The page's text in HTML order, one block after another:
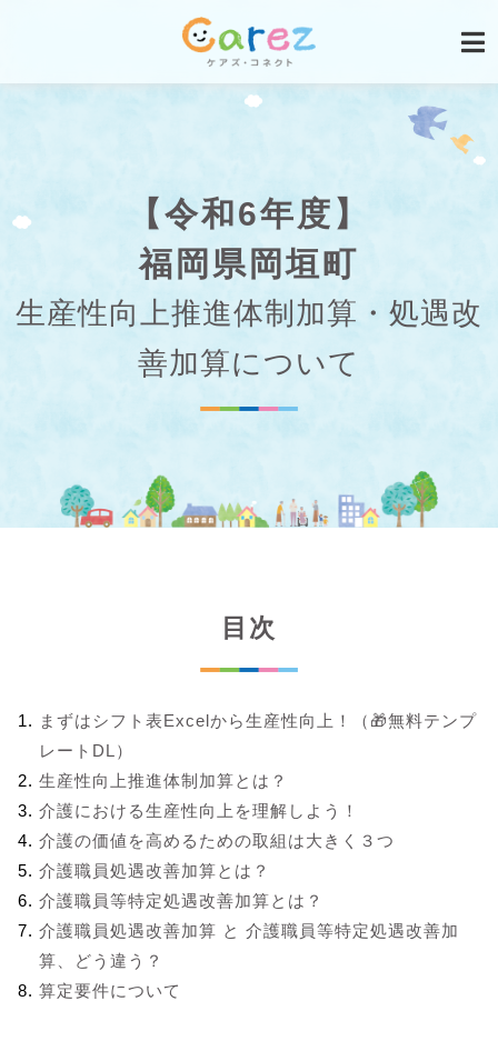
【令和6年度】
福岡県岡垣町
生産性向上推進体制加算・処遇改
善加算について
目次
まずはシフト表Excelから生産性向上！（🎁無料テンプ
レートDL）
生産性向上推進体制加算とは？
介護における生産性向上を理解しよう！
介護の価値を高めるための取組は大きく３つ
介護職員処遇改善加算とは？
介護職員等特定処遇改善加算とは？
介護職員処遇改善加算 と 介護職員等特定処遇改善加
算、どう違う？
算定要件について